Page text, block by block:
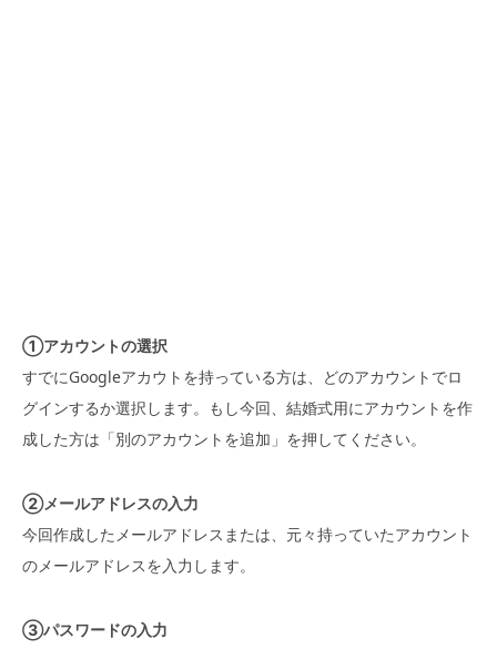
①アカウントの選択
すでにGoogleアカウトを持っている方は、どのアカウントでロ
グインするか選択します。もし今回、結婚式用にアカウントを作
成した方は「別のアカウントを追加」を押してください。
②メールアドレスの入力
今回作成したメールアドレスまたは、元々持っていたアカウント
のメールアドレスを入力します。
③パスワードの入力